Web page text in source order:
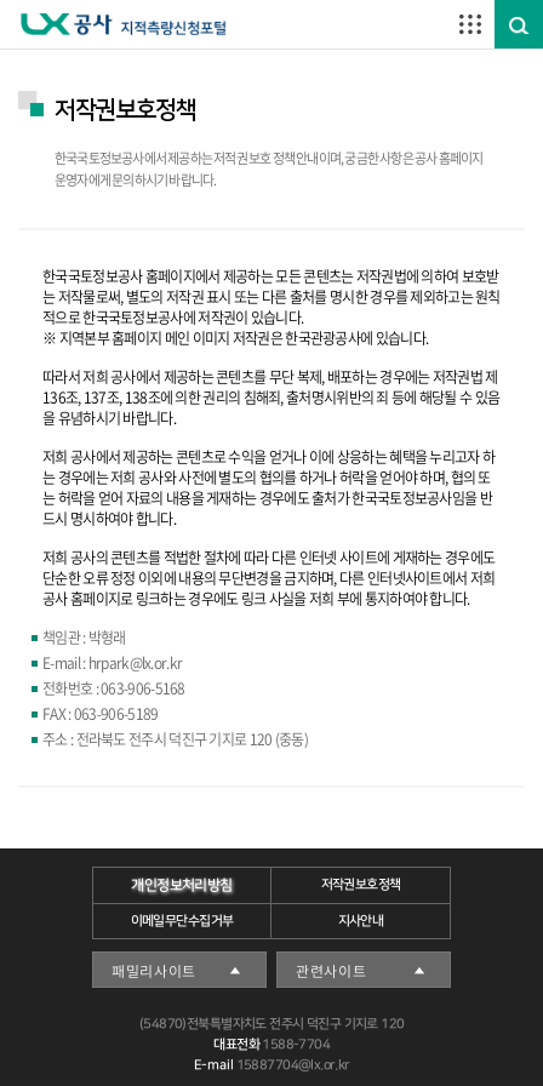
저작권보호정책
한국국토정보공사에서 제공하는 저적권 보호 정책 안내이며, 궁금한 사항은 공사 홈페이지
운영자에게 문의하시기 바랍니다.
한국국토정보공사 홈페이지에서 제공하는 모든 콘텐츠는 저작권법에 의하여 보호받
는 저작물로써, 별도의 저작권 표시 또는 다른 출처를 명시한 경우를 제외하고는 원칙
적으로 한국국토정보공사에 저작권이 있습니다.
※ 지역본부 홈페이지 메인 이미지 저작권은 한국관광공사에 있습니다.
따라서 저희 공사에서 제공하는 콘텐츠를 무단 복제, 배포하는 경우에는 저작권법 제
136조, 137조, 138조에 의한 권리의 침해죄, 출처명시위반의 죄 등에 해당될 수 있음
을 유념하시기 바랍니다.
저희 공사에서 제공하는 콘텐츠로 수익을 얻거나 이에 상응하는 혜택을 누리고자 하
는 경우에는 저희 공사와 사전에 별도의 협의를 하거나 허락을 얻어야 하며, 협의 또
는 허락을 얻어 자료의 내용을 게재하는 경우에도 출처가 한국국토정보공사임을 반
드시 명시하여야 합니다.
저희 공사의 콘텐츠를 적법한 절차에 따라 다른 인터넷 사이트에 게재하는 경우에도
단순한 오류 정정 이외에 내용의 무단변경을 금지하며, 다른 인터넷사이트에서 저희
공사 홈페이지로 링크하는 경우에도 링크 사실을 저희 부에 통지하여야 합니다.
책임관 : 박형래
E-mail : hrpark@lx.or.kr
전화번호 : 063-906-5168
FAX : 063-906-5189
주소 : 전라북도 전주시 덕진구 기지로 120 (중동)
개인정보처리방침 저작권보호정책
이메일무단수집거부 지사안내
(54870)전북특별자치도 전주시 덕진구 기지로 120
대표전화1588-7704
E-mail 15887704@lx.or.kr